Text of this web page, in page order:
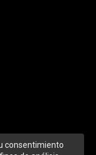
consentimiento